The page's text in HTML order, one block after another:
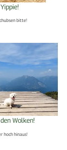
Yippie!
bitte!
Wolken!
hoch hinaus!